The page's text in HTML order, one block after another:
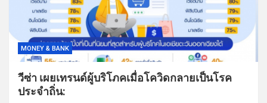
MONEY & BANK
วีซ่า เผยเทรนด์ผู้บริโภคเมื่อโควิดกลายเป็นโรค
ประจำถิ่น: